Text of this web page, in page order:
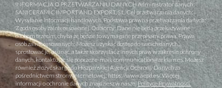
INFORMACJA O PRZETWARZANIU DANYCH Administrator danych:
SANICERAMIC IMPORT AND EXPORT, S.L. Cel przetwarzania danych:
Wysyłanie informacji handlowych. Podstawa prawna przetwarzania danych:
Zgoda osoby zainteresowanej. Odbiorcy: Dane nie będą przekazywane
osobom trzecim, chyba że będzie to wymagane przepisami prawa. Prawa
osób zainteresowanych: Możesz uzyskać dostęp do swoich danych,
sprostować je, usunąć, a także skorzystać z innych praw w zakresie ochrony
danych, kontaktując się poprzez e-mail: communication@arklam.es. Możesz
również złożyć skargę do Hiszpańskiej Agencji Ochrony Danych za
pośrednictwem strony internetowej: https://www.aepd.es/. Więcej
informacji o ochronie danych znajdziesz w naszejPolityce Prywatności.